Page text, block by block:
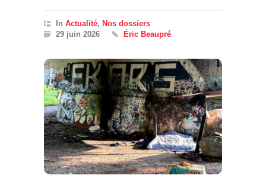
In Actualité, Nos dossiers
29 juin 2026
Éric Beaupré